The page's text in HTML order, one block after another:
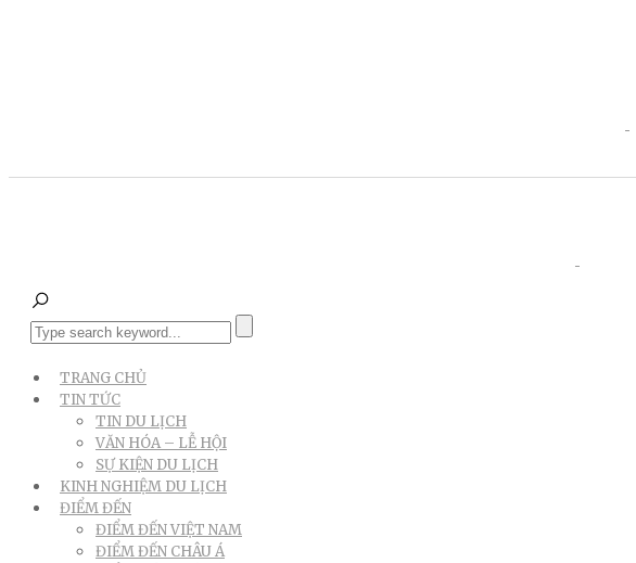
TRANG CHỦ
TIN TỨC
TIN DU LỊCH
VĂN HÓA – LỄ HỘI
SỰ KIỆN DU LỊCH
KINH NGHIỆM DU LỊCH
ĐIỂM ĐẾN
ĐIỂM ĐẾN VIỆT NAM
ĐIỂM ĐẾN CHÂU Á